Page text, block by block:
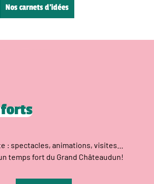
Nos carnets d’idées
forts
: spectacles, animations, visites…
temps fort du Grand Châteaudun!